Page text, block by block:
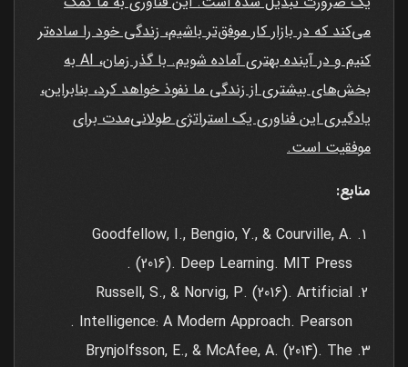
می‌کند که در بازار کار موفق‌تر باشیم، زندگی خود را ساده‌تر
کنیم و در آینده بهتری آماده شویم. با گذر زمان، AI به
بخش‌های بیشتری از زندگی ما نفوذ خواهد کرد، بنابراین،
یادگیری این فناوری یک استراتژی طولانی‌مدت برای
موفقیت است.
منابع:
Goodfellow, I., Bengio, Y., & Courville, A.
(2016). Deep Learning. MIT Press .
Russell, S., & Norvig, P. (2016). Artificial
Intelligence: A Modern Approach. Pearson .
Brynjolfsson, E., & McAfee, A. (2014). The